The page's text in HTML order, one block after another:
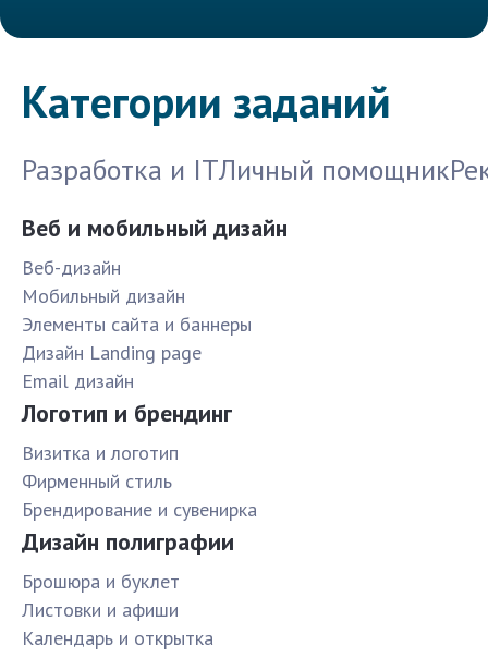
Категории заданий
Разработка и ITЛичный помощник
Веб и мобильный дизайн
Веб-дизайн
Мобильный дизайн
Элементы сайта и баннеры
Дизайн Landing page
Email дизайн
Логотип и брендинг
Визитка и логотип
Фирменный стиль
Брендирование и сувенирка
Дизайн полиграфии
Брошюра и буклет
Листовки и афиши
Календарь и открытка